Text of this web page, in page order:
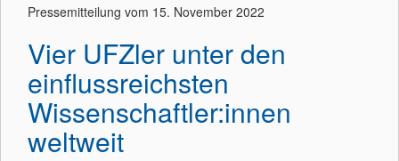
Pressemitteilung vom 15. November 2022
Vier UFZler unter den
einflussreichsten
Wissenschaftler:innen
weltweit